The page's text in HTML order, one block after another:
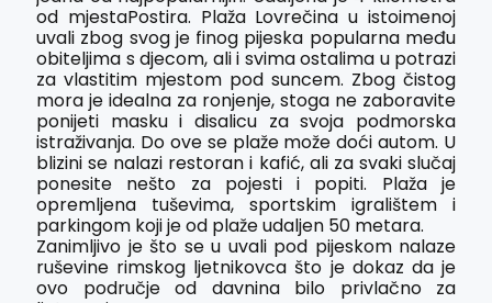
od mjestaPostira. Plaža Lovrečina u istoimenoj
uvali zbog svog je finog pijeska popularna među
obiteljima s djecom, ali i svima ostalima u potrazi
za vlastitim mjestom pod suncem. Zbog čistog
mora je idealna za ronjenje, stoga ne zaboravite
ponijeti masku i disalicu za svoja podmorska
istraživanja. Do ove se plaže može doći autom. U
blizini se nalazi restoran i kafić, ali za svaki slučaj
ponesite nešto za pojesti i popiti. Plaža je
opremljena tuševima, sportskim igralištem i
parkingom koji je od plaže udaljen 50 metara.
Zanimljivo je što se u uvali pod pijeskom nalaze
ruševine rimskog ljetnikovca što je dokaz da je
ovo područje od davnina bilo privlačno za